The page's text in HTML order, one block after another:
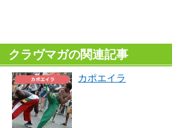
クラヴマガの関連記事
カポエイラ